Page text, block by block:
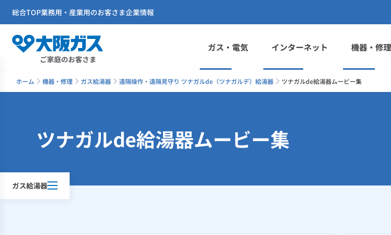
ご家庭のお客さま
ガス・電気 インターネット 機器・修理
総合TOP業務用・産業用のお客さま企業情報
ホーム 機器・修理 ガス給湯器 遠隔操作・遠隔見守り ツナガルde（ツナガルデ）給湯器 ツナガルde給湯器ムービー集
ガス給湯器
ツナガルde給湯器ムービー集